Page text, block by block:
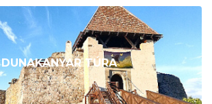
DUNAKANYAR TÚRA